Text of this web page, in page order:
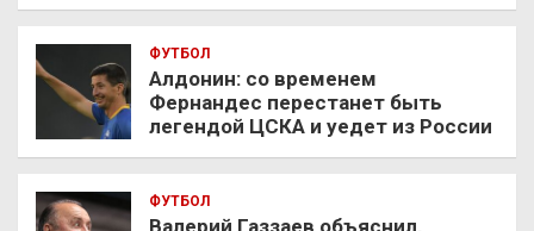
ФУТБОЛ
Алдонин: со временем
Фернандес перестанет быть
легендой ЦСКА и уедет из России
ФУТБОЛ